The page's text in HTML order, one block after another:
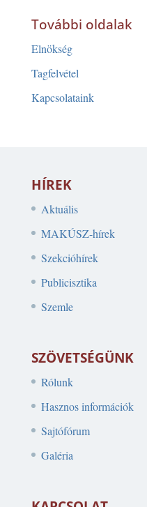
További oldalak
Elnökség
Tagfelvétel
Kapcsolataink
HÍREK
Aktuális
MAKÚSZ-hírek
Szekcióhírek
Publicisztika
Szemle
SZÖVETSÉGÜNK
Rólunk
Hasznos információk
Sajtófórum
Galéria